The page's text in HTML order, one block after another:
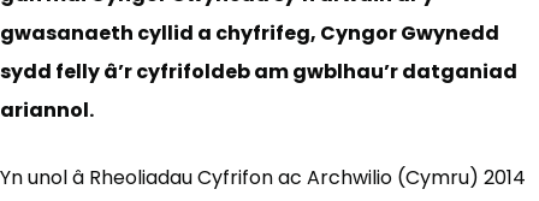
gwasanaeth cyllid a chyfrifeg, Cyngor Gwynedd
sydd felly â’r cyfrifoldeb am gwblhau’r datganiad
ariannol.
Yn unol â Rheoliadau Cyfrifon ac Archwilio (Cymru) 2014